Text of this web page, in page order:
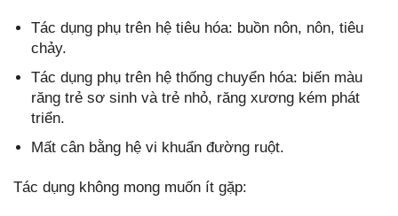
Tác dụng phụ trên hệ tiêu hóa: buồn nôn, nôn, tiêu
chảy.
Tác dụng phụ trên hệ thống chuyển hóa: biến màu
răng trẻ sơ sinh và trẻ nhỏ, răng xương kém phát
triển.
Mất cân bằng hệ vi khuẩn đường ruột.
Tác dụng không mong muốn ít gặp: